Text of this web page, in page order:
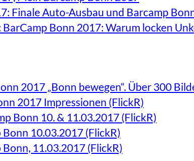
Finale Auto-Ausbau und Barcamp
Bonn 2017: Warum locken
2017 „Bonn bewegen“. Über 300
2017 Impressionen (FlickR)
Bonn 10. & 11.03.2017 (FlickR)
10.03.2017 (FlickR)
11.03.2017 (FlickR)